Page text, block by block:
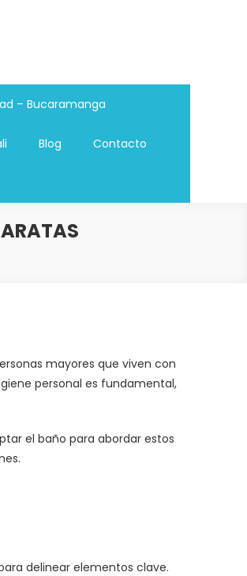
– Bucaramanga
Blog Contacto
mayores que viven con
personal es fundamental,
el baño para abordar estos
delinear elementos clave.